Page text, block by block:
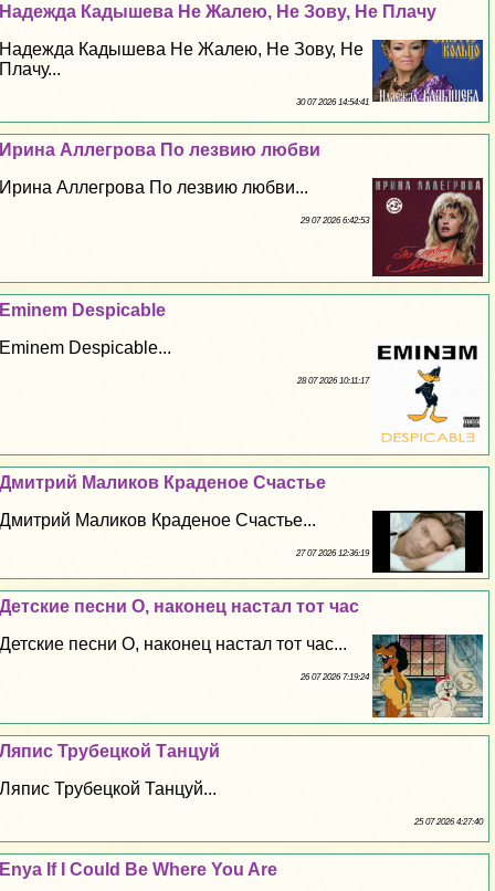
Надежда Кадышева Не Жалею, Не Зову, Не Плачу
Надежда Кадышева Не Жалею, Не Зову, Не
Плачу...
30 07 2026 14:54:41
Ирина Аллегрова По лезвию любви
Ирина Аллегрова По лезвию любви...
29 07 2026 6:42:53
Eminem Despicable
Eminem Despicable...
28 07 2026 10:11:17
Дмитрий Маликов Краденое Счастье
Дмитрий Маликов Краденое Счастье...
27 07 2026 12:36:19
Детские песни О, наконец настал тот час
Детские песни О, наконец настал тот час...
26 07 2026 7:19:24
Ляпис Трубецкой Танцуй
Ляпис Трубецкой Танцуй...
25 07 2026 4:27:40
Enya If I Could Be Where You Are